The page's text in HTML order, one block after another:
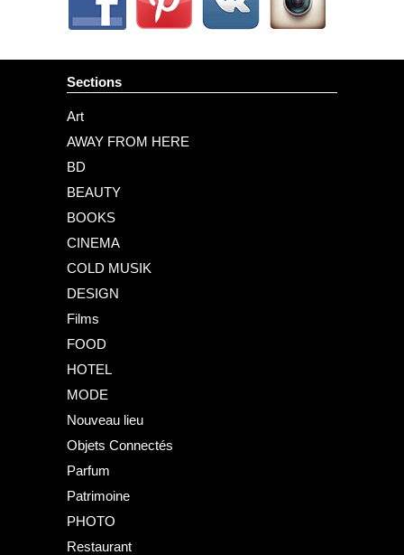
Sections
Art
AWAY FROM HERE
BD
BEAUTY
BOOKS
CINEMA
COLD MUSIK
DESIGN
Films
FOOD
HOTEL
MODE
Nouveau lieu
Objets Connectés
Parfum
Patrimoine
PHOTO
Restaurant